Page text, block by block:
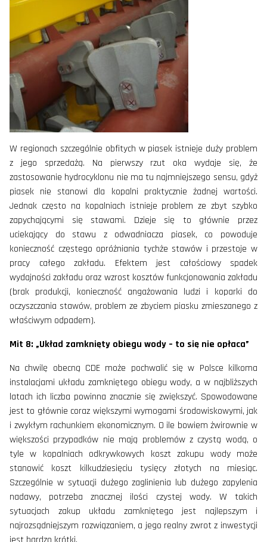
W regionach szczególnie obfitych w piasek istnieje duży problem
z jego sprzedażą. Na pierwszy rzut oka wydaje się, że
zastosowanie hydrocyklonu nie ma tu najmniejszego sensu, gdyż
piasek nie stanowi dla kopalni praktycznie żadnej wartości.
Jednak często na kopalniach istnieje problem ze zbyt szybko
zapychającymi się stawami. Dzieje się to głównie przez
uciekający do stawu z odwadniacza piasek, co powoduje
konieczność częstego opróżniania tychże stawów i przestoje w
pracy całego zakładu. Efektem jest całościowy spadek
wydajności zakładu oraz wzrost kosztów funkcjonowania zakładu
(brak produkcji, konieczność angażowania ludzi i koparki do
oczyszczania stawów, problem ze zbyciem piasku zmieszanego z
właściwym odpadem).
Mit 8: „Układ zamknięty obiegu wody – to się nie opłaca”
Na chwilę obecną CDE może pochwalić się w Polsce kilkoma
instalacjami układu zamkniętego obiegu wody, a w najbliższych
latach ich liczba powinna znacznie się zwiększyć. Spowodowane
jest to głównie coraz większymi wymogami środowiskowymi, jak
i zwykłym rachunkiem ekonomicznym. O ile bowiem żwirownie w
większości przypadków nie mają problemów z czystą wodą, o
tyle w kopalniach odkrywkowych koszt zakupu wody może
stanowić koszt kilkudziesięciu tysięcy złotych na miesiąc.
Szczególnie w sytuacji dużego zaglinienia lub dużego zapylenia
nadawy, potrzeba znacznej ilości czystej wody. W takich
sytuacjach zakup układu zamkniętego jest najlepszym i
najrozsądniejszym rozwiązaniem, a jego realny zwrot z inwestycji